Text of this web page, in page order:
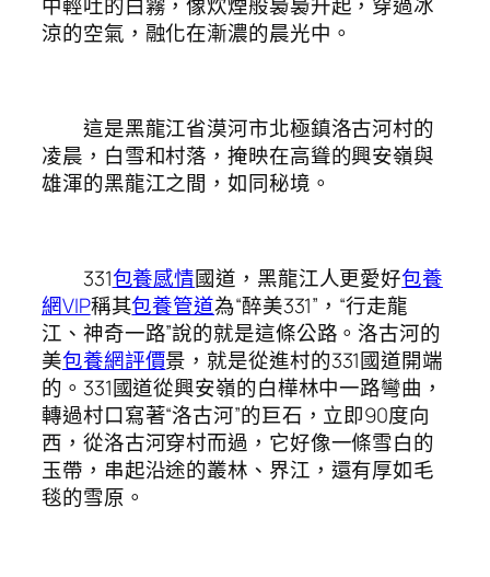
中輕吐的白霧，像炊煙般裊裊升起，穿過冰
涼的空氣，融化在漸濃的晨光中。
這是黑龍江省漠河市北極鎮洛古河村的
凌晨，白雪和村落，掩映在高聳的興安嶺與
雄渾的黑龍江之間，如同秘境。
331包養感情國道，黑龍江人更愛好包養
網VIP稱其包養管道為“醉美331”，“行走龍
江、神奇一路”說的就是這條公路。洛古河的
美包養網評價景，就是從進村的331國道開端
的。331國道從興安嶺的白樺林中一路彎曲，
轉過村口寫著“洛古河”的巨石，立即90度向
西，從洛古河穿村而過，它好像一條雪白的
玉帶，串起沿途的叢林、界江，還有厚如毛
毯的雪原。